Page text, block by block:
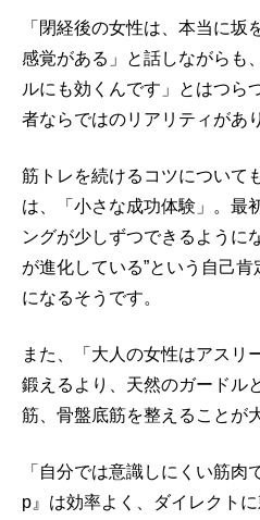
「閉経後の女性は、本当に坂
感覚がある」と話しながらも
ルにも効くんです」とはつら
者ならではのリアリティがあ
筋トレを続けるコツについて
は、「小さな成功体験」。最
ングが少しずつできるように
が進化している”という自己
になるそうです。
また、「大人の女性はアスリ
鍛えるより、天然のガードル
筋、骨盤底筋を整えることが
「自分では意識しにくい筋
p』は効率よく、ダイレクト